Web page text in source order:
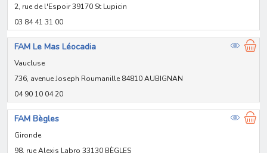
2, rue de l'Espoir 39170 St Lupicin
03 84 41 31 00
FAM Le Mas Léocadia
Vaucluse
736, avenue Joseph Roumanille 84810 AUBIGNAN
04 90 10 04 20
FAM Bègles
Gironde
98, rue Alexis Labro 33130 BÈGLES